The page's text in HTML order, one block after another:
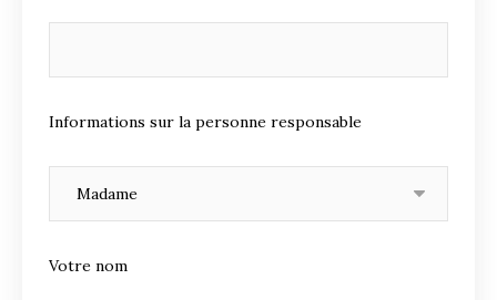
Informations sur la personne responsable
Votre nom